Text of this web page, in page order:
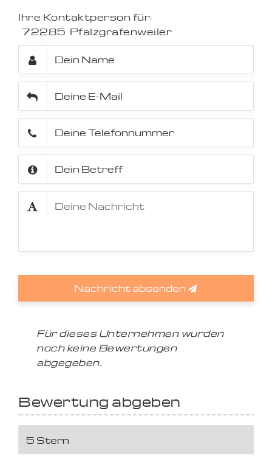
Ihre Kontaktperson für:
72285 Pfalzgrafenweiler
Nachricht absenden
Für dieses Unternehmen wurden
noch keine Bewertungen
abgegeben.
Bewertung abgeben